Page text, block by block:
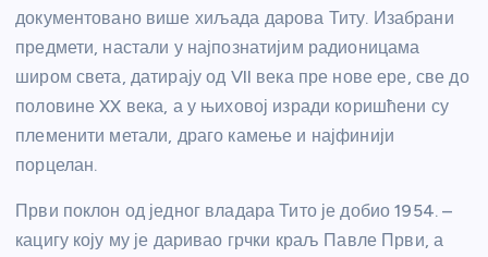
документовано више хиљада дарова Титу. Изабрани
предмети, настали у најпознатијим радионицама
широм света, датирају од VII века пре нове ере, све до
половине XX века, а у њиховој изради коришћени су
племенити метали, драго камење и најфинији
порцелан.
Први поклон од једног владара Тито је добио 1954. –
кацигу коју му је даривао грчки краљ Павле Први, а